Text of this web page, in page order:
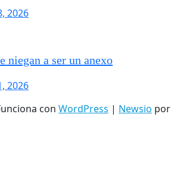
2026
niegan a ser un anexo
2026
con WordPress | Newsio por